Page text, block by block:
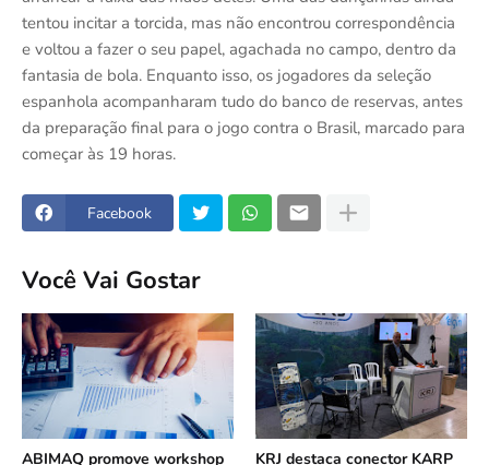
tentou incitar a torcida, mas não encontrou correspondência
e voltou a fazer o seu papel, agachada no campo, dentro da
fantasia de bola. Enquanto isso, os jogadores da seleção
espanhola acompanharam tudo do banco de reservas, antes
da preparação final para o jogo contra o Brasil, marcado para
começar às 19 horas.
Facebook
Você Vai Gostar
ABIMAQ promove workshop
KRJ destaca conector KARP